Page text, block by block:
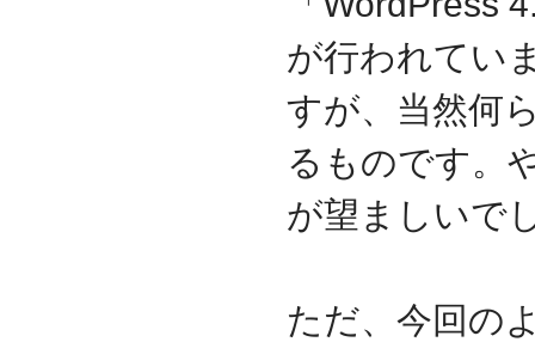
が行われてい
すが、当然何
るものです。
が望ましいで
ただ、今回の